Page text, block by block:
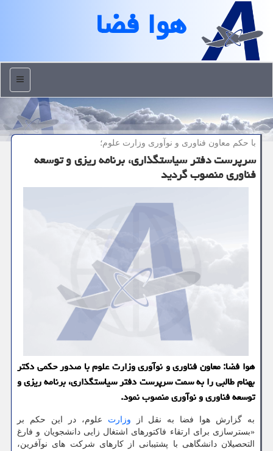
هوا فضا
منو
با حكم معاون فناوری و نوآوری وزارت علوم؛
سرپرست دفتر سیاستگذاری، برنامه ریزی و توسعه
فناوری منصوب گردید
هوا فضا: معاون فناوری و نوآوری وزارت علوم با صدور حکمی دکتر
بهنام طالبی را به سمت سرپرست دفتر سیاستگذاری، برنامه ریزی و
توسعه فناوری و نوآوری منصوب نمود.
به گزارش هوا فضا به نقل از وزارت علوم، در این حکم بر
«بسترسازی برای ارتقاء فاکتورهای اشتغال زایی دانشجویان و فارغ
التحصیلان دانشگاهی با پشتیبانی از کارهای شرکت های نوآفرین،